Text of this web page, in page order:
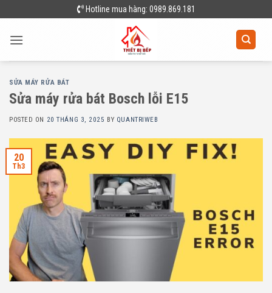
to
content
Hotline mua hàng: 0989.869.181
SỬA MÁY RỬA BÁT
Sửa máy rửa bát Bosch lỗi E15
POSTED ON 20 THÁNG 3, 2025 BY QUANTRIWEB
20
Th3